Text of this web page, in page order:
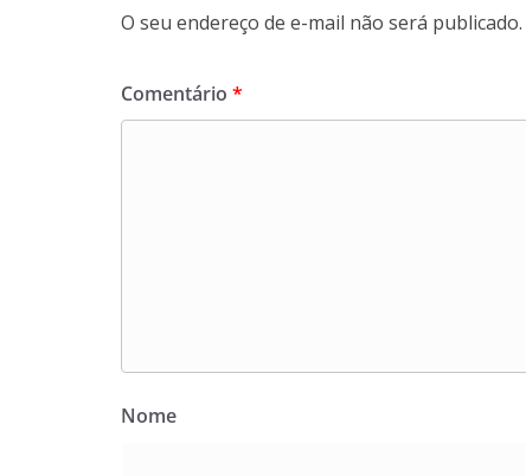
O seu endereço de e-mail não será publicado.
Comentário *
Nome